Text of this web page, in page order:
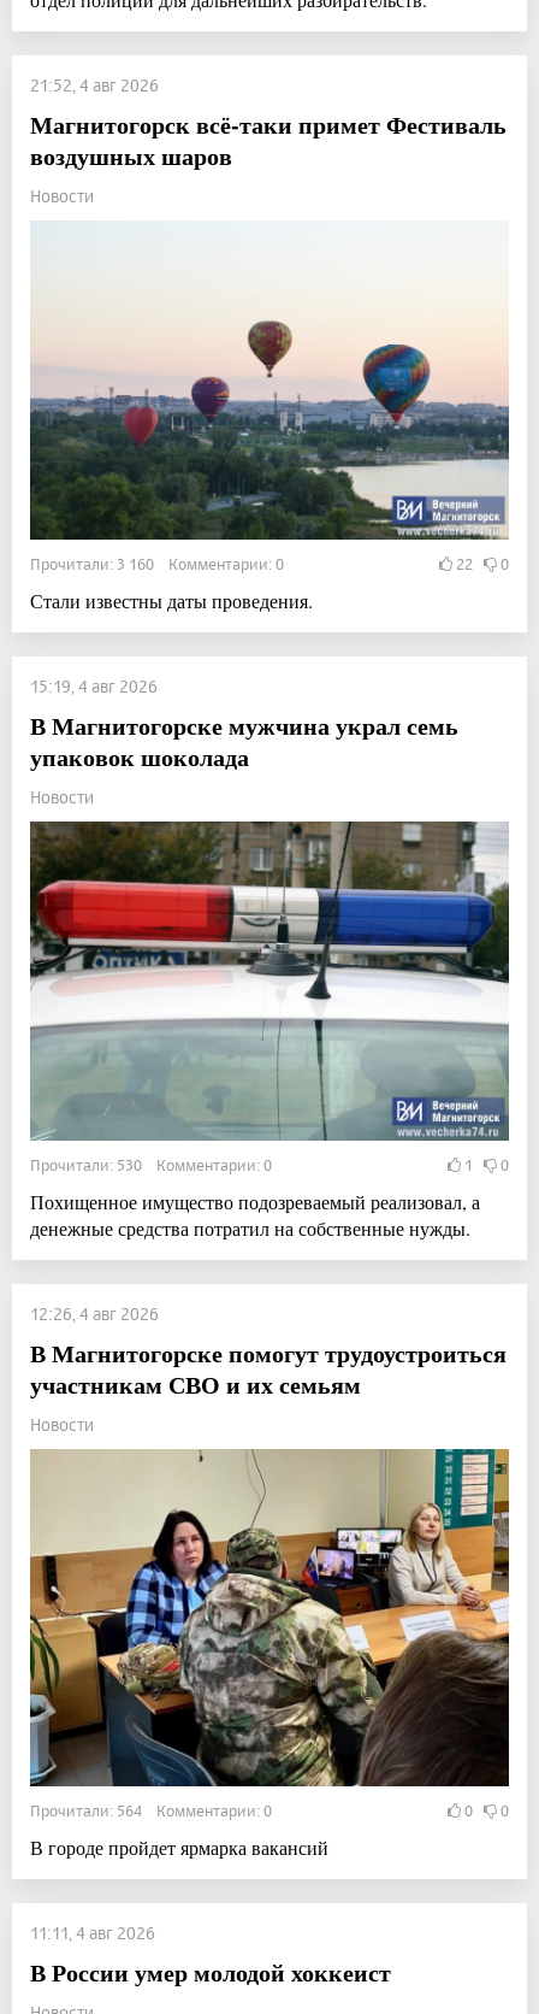
21:52, 4 авг 2026
Магнитогорск всё-таки примет Фестиваль
воздушных шаров
Новости
Прочитали: 3 160 Комментарии: 0 22 0
Стали известны даты проведения.
15:19, 4 авг 2026
В Магнитогорске мужчина украл семь
упаковок шоколада
Новости
Прочитали: 530 Комментарии: 0 1 0
Похищенное имущество подозреваемый реализовал, а
денежные средства потратил на собственные нужды.
12:26, 4 авг 2026
В Магнитогорске помогут трудоустроиться
участникам СВО и их семьям
Новости
Прочитали: 564 Комментарии: 0 0 0
В городе пройдет ярмарка вакансий
11:11, 4 авг 2026
В России умер молодой хоккеист